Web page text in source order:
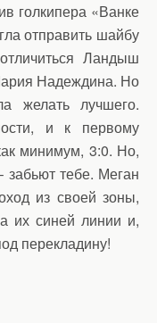
голкипера «Ванке
отправить шайбу
Ландыш
Надеждина. Но
желать лучшего.
и к первому
минимум, 3:0. Но,
забьют тебе. Меган
из своей зоны,
их синей линии и,
перекладину!